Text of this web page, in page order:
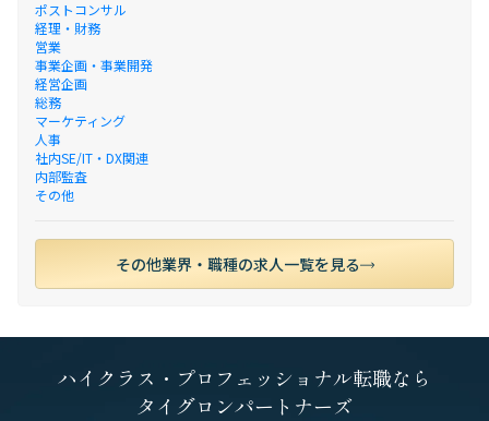
ポストコンサル
経理・財務
営業
事業企画・事業開発
経営企画
総務
マーケティング
人事
社内SE/IT・DX関連
内部監査
その他
その他業界・職種の求人一覧を見る
ハイクラス・プロフェッショナル転職なら
タイグロンパートナーズ